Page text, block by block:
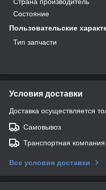
Состояние
Пользовательские
Тип запчасти
Условия доставки
Доставка осуществляется
Самовывоз
Транспортная компания
Все условия доставки